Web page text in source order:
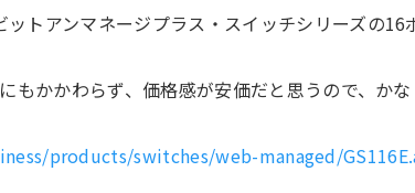
トアンマネージプラス・スイッチシリーズの16
もかかわらず、価格感が安価だと思うので、か
products/switches/web-managed/